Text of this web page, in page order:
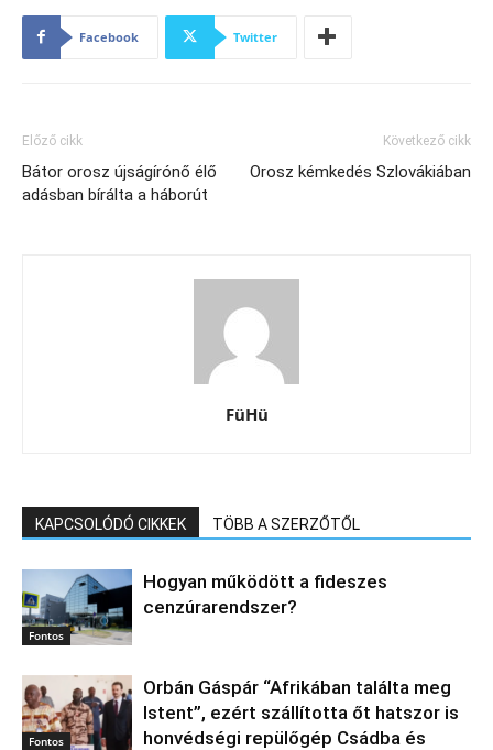
Facebook Twitter
Előző cikk
Bátor orosz újságírónő élő
adásban bírálta a háborút
Következő cikk
Orosz kémkedés Szlovákiában
FüHü
KAPCSOLÓDÓ CIKKEK TÖBB A SZERZŐTŐL
Fontos
Hogyan működött a fideszes
cenzúrarendszer?
Fontos
Orbán Gáspár “Afrikában találta meg
Istent”, ezért szállította őt hatszor is
honvédségi repülőgép Csádba és